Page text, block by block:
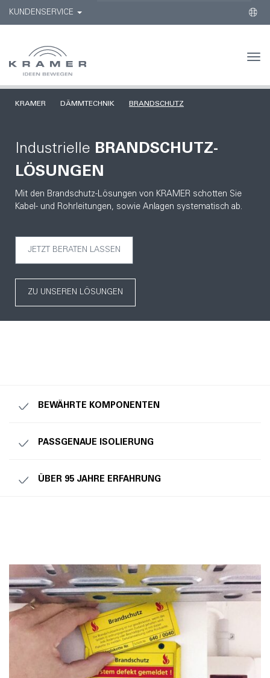
KUNDENSERVICE
KRAMER DÄMMTECHNIK BRANDSCHUTZ
Industrielle BRANDSCHUTZ-
LÖSUNGEN
Mit den Brandschutz-Lösungen von KRAMER schotten Sie
Kabel- und Rohrleitungen, sowie Anlagen systematisch ab.
JETZT BERATEN LASSEN
ZU UNSEREN LÖSUNGEN
BEWÄHRTE KOMPONENTEN
PASSGENAUE ISOLIERUNG
ÜBER 95 JAHRE ERFAHRUNG